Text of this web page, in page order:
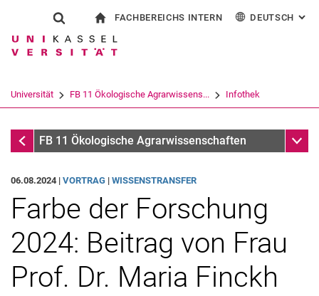
Springe direkt zu: Inhalt
Springe direkt zu: Suche
Springe direkt zu:
Suchformular
Suchbegriff
Suchen (öffnet externen Link in einem
FACHBEREICHS INTERN DEUTSCH :
Universität FB 11 Ökologische Agrarwissens... Infothek
InfothekFB 11 Ökologische Agrarwissenschaften
06.08.2024 | VORTRAG | WISSENSTRANSFER
Farbe der Forschung
2024: Beitrag von Frau
Prof. Dr. Maria Finckh